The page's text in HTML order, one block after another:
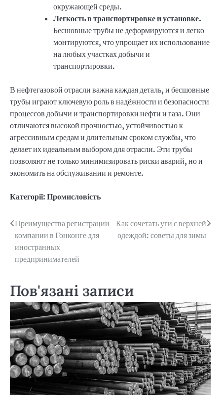
окружающей среды.
Легкость в транспортировке и установке.
Бесшовные трубы не деформируются и легко
монтируются, что упрощает их использование
на любых участках добычи и
транспортировки.
В нефтегазовой отрасли важна каждая деталь, и бесшовные
трубы играют ключевую роль в надёжности и безопасности
процессов добычи и транспортировки нефти и газа. Они
отличаются высокой прочностью, устойчивостью к
агрессивным средам и длительным сроком службы, что
делает их идеальным выбором для отрасли. Эти трубы
позволяют не только минимизировать риски аварий, но и
экономить на обслуживании и ремонте.
Категорії: Промисловість
Навігація
записів
Преимущества регистрации
компании в Гонконге для
иностранных
предпринимателей
Как сочетать уги с верхней
одеждой: советы для зимы
Пов'язані записи